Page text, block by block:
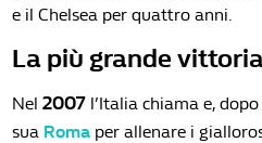
e il Chelsea per quattro anni.
La più grande
Nel 2007 l’Italia chiama e,
sua Roma per allenare i